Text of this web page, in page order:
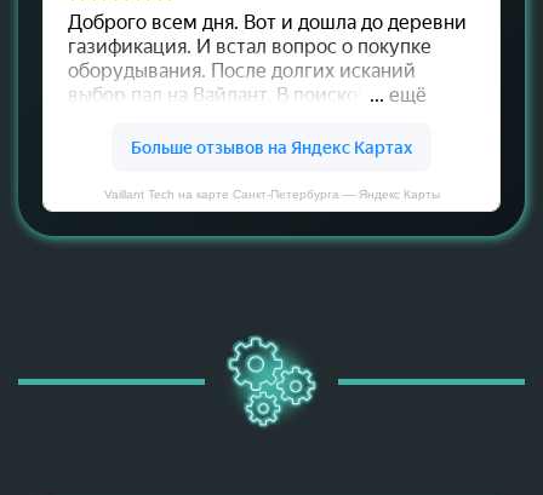
Vaillant Tech на карте Санкт‑Петербурга — Яндекс Карты